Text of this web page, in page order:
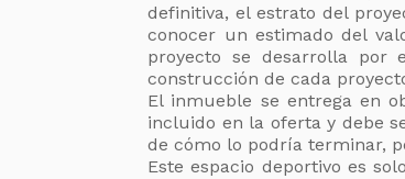
definitiva, el estrato del
conocer un estimado del
proyecto se desarrolla por
construcción de cada
El inmueble se entrega en
incluido en la oferta y debe
de cómo lo podría terminar,
Este espacio deportivo es